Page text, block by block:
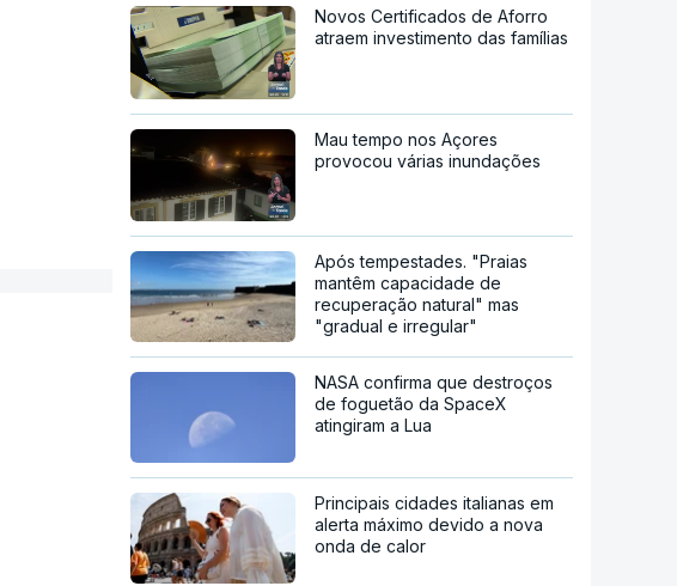
Novos Certificados de Aforro
atraem investimento das famílias
Mau tempo nos Açores
provocou várias inundações
Após tempestades. "Praias
mantêm capacidade de
recuperação natural" mas
"gradual e irregular"
NASA confirma que destroços
de foguetão da SpaceX
atingiram a Lua
Principais cidades italianas em
alerta máximo devido a nova
onda de calor